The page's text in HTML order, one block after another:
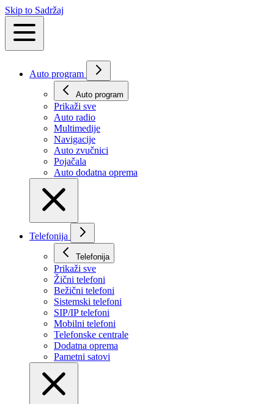
Skip to Sadržaj
Auto program
Auto program
Prikaži svе
Auto radio
Multimedije
Navigacije
Auto zvučnici
Pojačala
Auto dodatna oprema
Telefonija
Telefonija
Prikaži svе
Žični telefoni
Bežični telefoni
Sistemski telefoni
SIP/IP telefoni
Mobilni telefoni
Telefonske centrale
Dodatna oprema
Pametni satovi